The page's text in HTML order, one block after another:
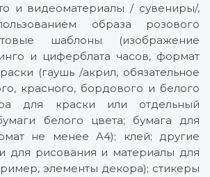
и видеоматериалы / сувениры/,
образа розового
шаблоны (изображение
и циферблата часов, формат
(гаушь /акрил, обязательное
красного, бордового и белого
для краски или отдельный
белого цвета; бумага для
не менее А4); клей; другие
для рисования и материалы для
элементы декора); стикеры